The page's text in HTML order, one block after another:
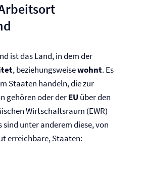
ist das Land, in dem der
, beziehungsweisewohnt. Es
Staaten handeln, die zur
gehören oder derEU über den
Wirtschaftsraum (EWR)
sind unter anderem diese, von
erreichbare, Staaten: